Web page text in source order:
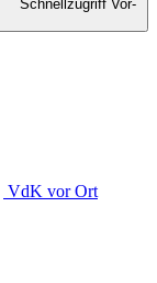
Schnellzugriff Vor-
VdK vor Ort